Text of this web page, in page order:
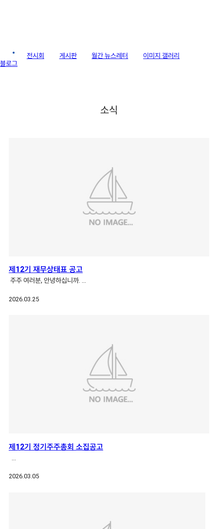
전시회 게시판 월간 뉴스레터
이미지 갤러리
블로그
소식
제12기 재무상태표 공고
주주 여러분, 안녕하십니까. …
2026.03.25
제12기 정기주주총회 소집공고
2026.03.05